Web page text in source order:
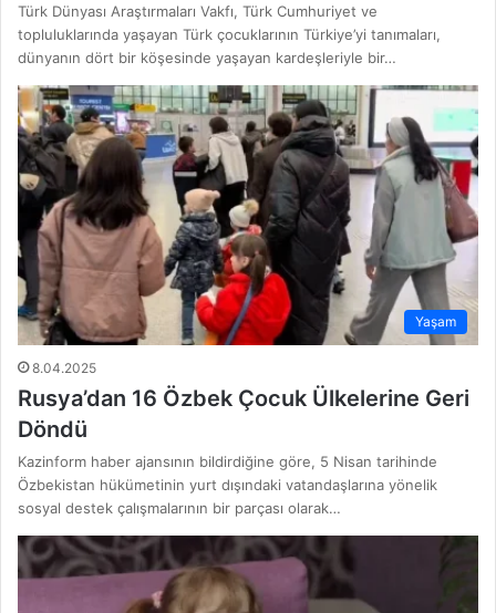
Türk Dünyası Araştırmaları Vakfı, Türk Cumhuriyet ve
topluluklarında yaşayan Türk çocuklarının Türkiye’yi tanımaları,
dünyanın dört bir köşesinde yaşayan kardeşleriyle bir…
Yaşam
8.04.2025
Rusya’dan 16 Özbek Çocuk Ülkelerine Geri
Döndü
Kazinform haber ajansının bildirdiğine göre, 5 Nisan tarihinde
Özbekistan hükümetinin yurt dışındaki vatandaşlarına yönelik
sosyal destek çalışmalarının bir parçası olarak…